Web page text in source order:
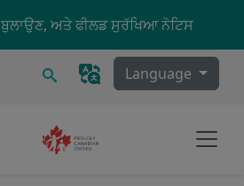
Skip to main content
ਅਤੇ ਫੀਲਡ ਸੁਰੱਖਿਆ ਨੋਟਿਸ
Language